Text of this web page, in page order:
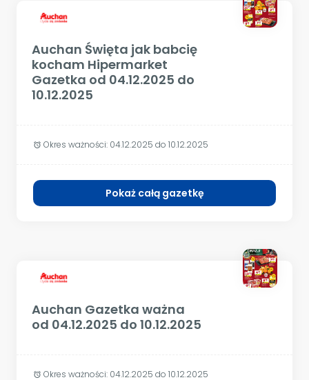
Auchan Święta jak babcię
kocham Hipermarket
Gazetka od 04.12.2025 do
10.12.2025
alarm Okres ważności: 04.12.2025 do 10.12.2025
Pokaż całą gazetkę
Auchan Gazetka ważna
od 04.12.2025 do 10.12.2025
alarm Okres ważności: 04.12.2025 do 10.12.2025